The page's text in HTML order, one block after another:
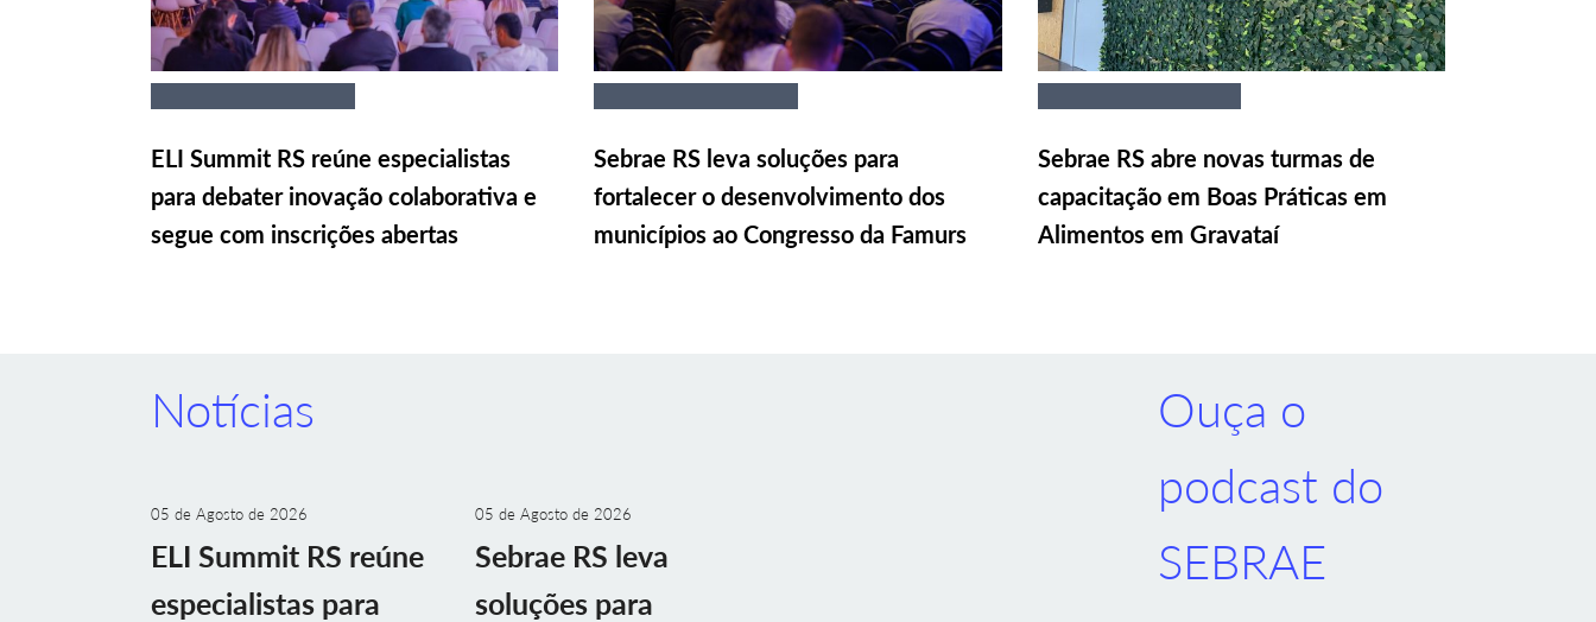
ELI Summit RS reúne especialistas
para debater inovação colaborativa e
segue com inscrições abertas
Sebrae RS leva soluções para
fortalecer o desenvolvimento dos
municípios ao Congresso da Famurs
Sebrae RS abre novas turmas de
capacitação em Boas Práticas em
Alimentos em Gravataí
Notícias
05 de Agosto de 2026
ELI Summit RS reúne
especialistas para
05 de Agosto de 2026
Sebrae RS leva
soluções para
Ouça o
podcast do
SEBRAE